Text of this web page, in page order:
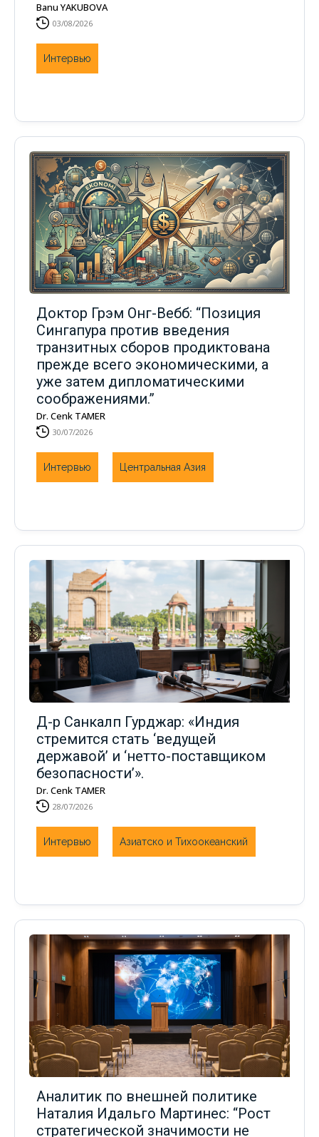
Banu YAKUBOVA
03/08/2026
Интервью
Доктор Грэм Онг-Вебб: “Позиция
Сингапура против введения
транзитных сборов продиктована
прежде всего экономическими, а
уже затем дипломатическими
соображениями.”
Dr. Cenk TAMER
30/07/2026
Интервью Центральная Азия
Д-р Санкалп Гурджар: «Индия
стремится стать ‘ведущей
державой’ и ‘нетто-поставщиком
безопасности’».
Dr. Cenk TAMER
28/07/2026
Интервью Азиатско и Тихоокеанский
Аналитик по внешней политике
Наталия Идальго Мартинес: “Рост
стратегической значимости не